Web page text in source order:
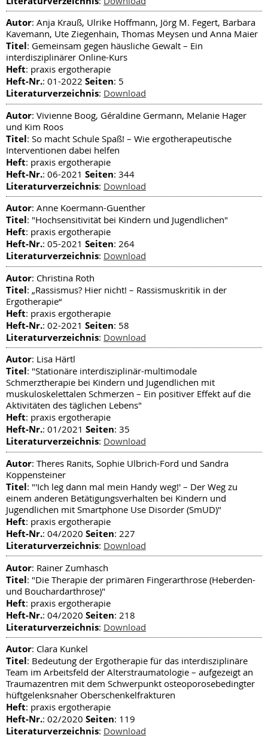
Autor: Anja Krauß, Ulrike Hoffmann, Jörg M. Fegert, Barbara
Kavemann, Ute Ziegenhain, Thomas Meysen und Anna Maier
Titel: Gemeinsam gegen häusliche Gewalt – Ein
interdisziplinärer Online-Kurs
Heft: praxis ergotherapie
Heft-Nr.: 01-2022 Seiten: 5
Literaturverzeichnis: Download
Autor: Vivienne Boog, Géraldine Germann, Melanie Hager
und Kim Roos
Titel: So macht Schule Spaß! – Wie ergotherapeutische
Interventionen dabei helfen
Heft: praxis ergotherapie
Heft-Nr.: 06-2021 Seiten: 344
Literaturverzeichnis: Download
Autor: Anne Koermann-Guenther
Titel: "Hochsensitivität bei Kindern und Jugendlichen"
Heft: praxis ergotherapie
Heft-Nr.: 05-2021 Seiten: 264
Literaturverzeichnis: Download
Autor: Christina Roth
Titel: „Rassismus? Hier nicht! – Rassismuskritik in der
Ergotherapie“
Heft: praxis ergotherapie
Heft-Nr.: 02-2021 Seiten: 58
Literaturverzeichnis: Download
Autor: Lisa Härtl
Titel: "Stationäre interdisziplinär-multimodale
Schmerztherapie bei Kindern und Jugendlichen mit
muskuloskelettalen Schmerzen – Ein positiver Effekt auf die
Aktivitäten des täglichen Lebens"
Heft: praxis ergotherapie
Heft-Nr.: 01/2021 Seiten: 35
Literaturverzeichnis: Download
Autor: Theres Ranits, Sophie Ulbrich-Ford und Sandra
Koppensteiner
Titel: "'Ich leg dann mal mein Handy weg!' – Der Weg zu
einem anderen Betätigungsverhalten bei Kindern und
Jugendlichen mit Smartphone Use Disorder (SmUD)"
Heft: praxis ergotherapie
Heft-Nr.: 04/2020 Seiten: 227
Literaturverzeichnis: Download
Autor: Rainer Zumhasch
Titel: "Die Therapie der primären Fingerarthrose (Heberden-
und Bouchardarthrose)"
Heft: praxis ergotherapie
Heft-Nr.: 04/2020 Seiten: 218
Literaturverzeichnis: Download
Autor: Clara Kunkel
Titel: Bedeutung der Ergotherapie für das interdisziplinäre
Team im Arbeitsfeld der Alterstraumatologie – aufgezeigt an
Traumazentren mit dem Schwerpunkt osteoporosebedingter
hüftgelenksnaher Oberschenkelfrakturen
Heft: praxis ergotherapie
Heft-Nr.: 02/2020 Seiten: 119
Literaturverzeichnis: Download